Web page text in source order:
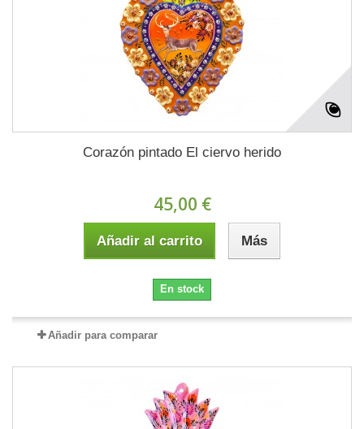
Corazón pintado El ciervo herido
45,00 €
Añadir al carrito Más
En stock
Añadir para comparar